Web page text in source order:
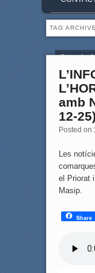
TAG
Page 1 of
amb
12-25)
Posted on
Les
el Priorat
Masip.
Share